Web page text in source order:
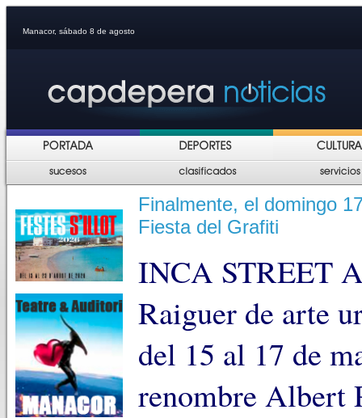
Manacor, sábado 8 de agosto
Finalmente, el domingo
Fiesta del Grafiti
INCA STREET
Raiguer de arte
del 15 al 17 de
renombre Albert